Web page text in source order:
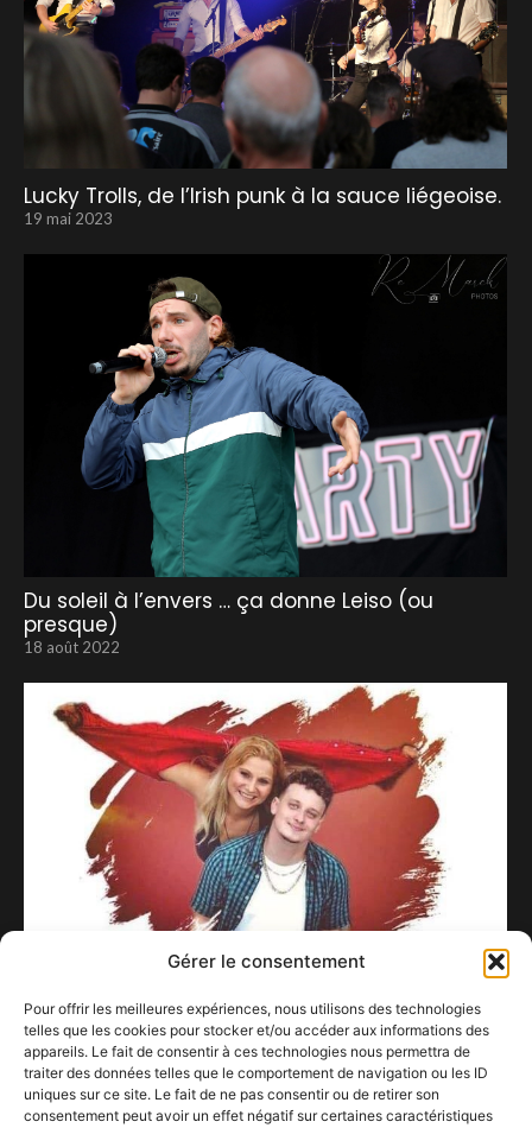
Gérer le consentement
Pour offrir les meilleures expériences, nous utilisons des technologies
telles que les cookies pour stocker et/ou accéder aux informations des
appareils. Le fait de consentir à ces technologies nous permettra de
traiter des données telles que le comportement de navigation ou les ID
uniques sur ce site. Le fait de ne pas consentir ou de retirer son
consentement peut avoir un effet négatif sur certaines caractéristiques
Lucky Trolls, de l’Irish punk à la sauce liégeoise.
19 mai 2023
Du soleil à l’envers … ça donne Leiso (ou
presque)
18 août 2022
Layo en Interview chez Equinoxe
21 septembre 2020